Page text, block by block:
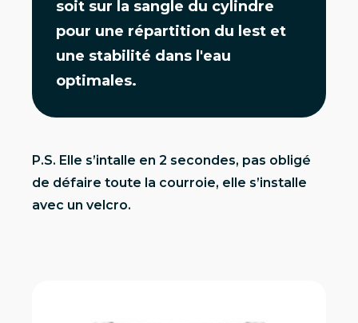
soit sur la sangle du cylindre
pour une répartition du lest et
une stabilité dans l'eau
optimales.
P.S. Elle s’intalle en 2 secondes, pas obligé
de défaire toute la courroie, elle s’installe
avec un velcro.